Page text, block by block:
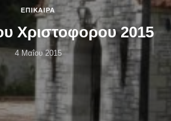
ΕΠΊΚΑΙΡΑ
Χριστοφορου 2015
4 Μαΐου 2015